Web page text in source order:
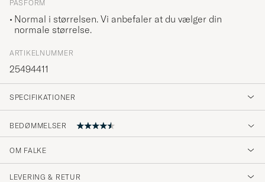
PASFORM
Normal i størrelsen. Vi anbefaler at du vælger din
normale størrelse.
ARTIKELNUMMER
25494411
SPECIFIKATIONER
BEDØMMELSER
4.6
OM FALKE
LEVERING & RETUR